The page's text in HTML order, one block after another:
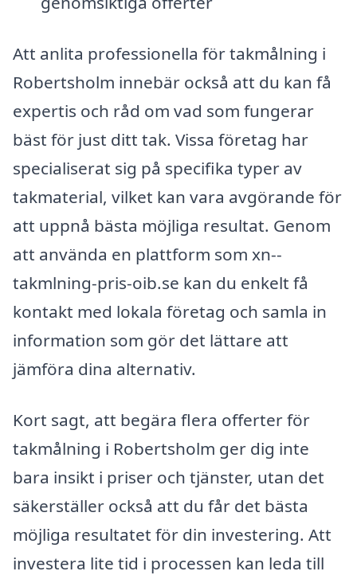
Att anlita professionella för takmålning i
Robertsholm innebär också att du kan få
expertis och råd om vad som fungerar
bäst för just ditt tak. Vissa företag har
specialiserat sig på specifika typer av
takmaterial, vilket kan vara avgörande för
att uppnå bästa möjliga resultat. Genom
att använda en plattform som xn--
takmlning-pris-oib.se kan du enkelt få
kontakt med lokala företag och samla in
information som gör det lättare att
jämföra dina alternativ.
Kort sagt, att begära flera offerter för
takmålning i Robertsholm ger dig inte
bara insikt i priser och tjänster, utan det
säkerställer också att du får det bästa
möjliga resultatet för din investering. Att
investera lite tid i processen kan leda till